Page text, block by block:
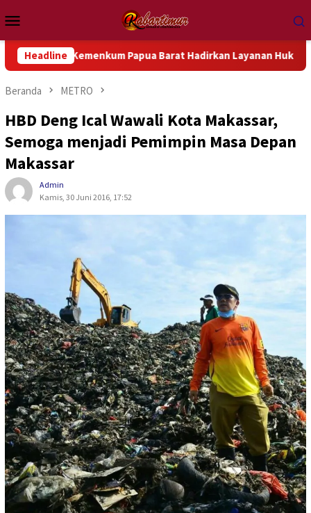
ke
kontenMobile
HeadlinePapua Barat Hadirkan Layanan Hukum Gratis dan
Beranda METRO
HBD Deng Ical Wawali Kota Makassar,
Semoga menjadi Pemimpin Masa Depan
Makassar
Admin
Kamis, 30 Juni 2016, 17:52